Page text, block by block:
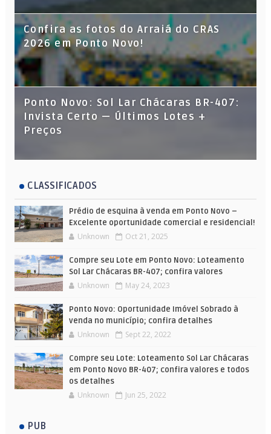
Confira as fotos do Arraiá do CRAS
2026 em Ponto Novo!
Ponto Novo: Sol Lar Chácaras BR-407:
Invista Certo — Últimos Lotes +
Preços
CLASSIFICADOS
Prédio de esquina à venda em Ponto Novo –
Excelente oportunidade comercial e residencial!
Unknown Oct 21, 2025
Compre seu Lote em Ponto Novo: Loteamento
Sol Lar Chácaras BR-407; confira valores
Unknown May 24, 2023
Ponto Novo: Oportunidade Imóvel Sobrado à
venda no município; confira detalhes
Unknown Sept 22, 2022
Compre seu Lote: Loteamento Sol Lar Chácaras
em Ponto Novo BR-407; confira valores e todos
os detalhes
Unknown Jun 25, 2022
PUB